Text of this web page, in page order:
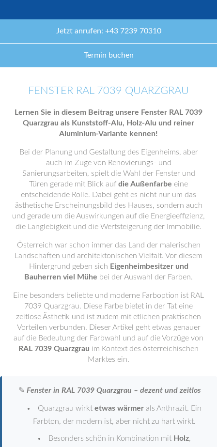
Jetzt anrufen: +43 7239 70310
Termin buchen
FENSTER RAL 7039 QUARZGRAU
Lernen Sie in diesem Beitrag unsere Fenster RAL 7039
Quarzgrau als Kunststoff-Alu, Holz-Alu und reiner
Aluminium-Variante kennen!
Bei der Planung und Gestaltung des Eigenheims, aber
auch im Zuge von Renovierungs- und
Sanierungsarbeiten, spielt die Wahl der Fenster und
Türen gerade mit Blick auf die Außenfarbe eine
entscheidende Rolle. Dabei geht es nicht nur um das
ästhetische Erscheinungsbild des Hauses, sondern auch
und gerade um die Auswirkungen auf die Energieeffizienz,
die Langlebigkeit und die Wertsteigerung der Immobilie.
Österreich war schon immer das Land der malerischen
Landschaften und architektonischen Vielfalt. Vor diesem
Hintergrund geben sich Eigenheimbesitzer und
Bauherren viel Mühe bei der Auswahl der Farben.
Eine besonders beliebte und moderne Farboption ist RAL
7039 Quarzgrau. Diese Farbe bietet in der Tat eine
zeitlose Ästhetik und ist zudem mit etlichen praktischen
Vorteilen verbunden. Dieser Artikel geht etwas genauer
auf die Bedeutung der Farbwahl und auf die Vorzüge von
RAL 7039 Quarzgrau im Kontext des österreichischen
Marktes ein.
✎ Fenster in RAL 7039 Quarzgrau – dezent und zeitlos
Quarzgrau wirkt etwas wärmerals Anthrazit. Ein
Farbton, der modern ist, aber nicht zu hart wirkt.
Besonders schön in Kombination mit Holz,